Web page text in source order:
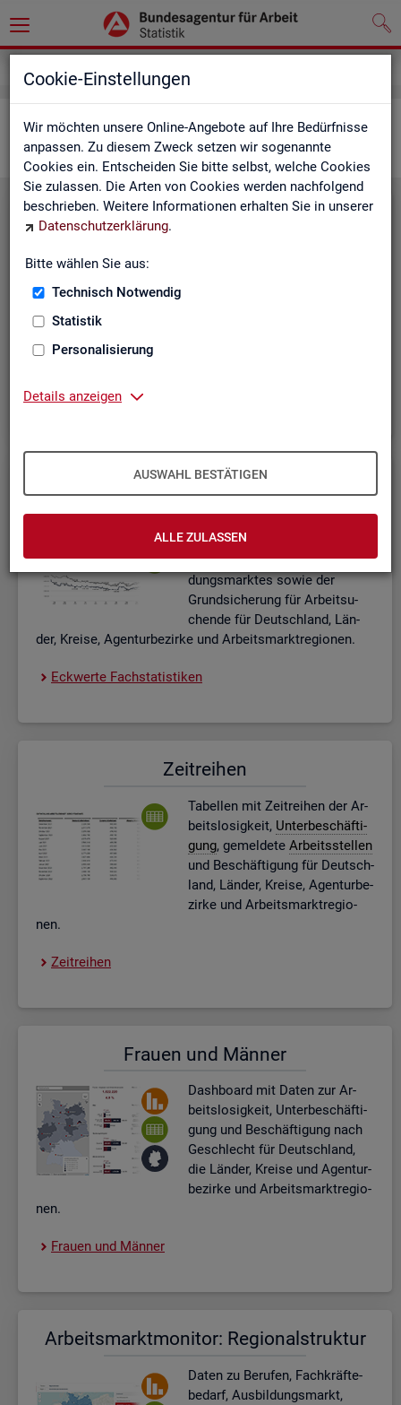
Cookie-Einstellungen
Wir möchten unsere Online-Angebote auf Ihre Bedürfnisse
anpassen. Zu diesem Zweck setzen wir sogenannte
Cookies ein. Entscheiden Sie bitte selbst, welche Cookies
Sie zulassen. Die Arten von Cookies werden nachfolgend
beschrieben. Weitere Informationen erhalten Sie in unserer
Datenschutzerklärung.
Bitte wählen Sie aus:
Technisch Notwendig
Statistik
Personalisierung
Details anzeigen
AUSWAHL BESTÄTIGEN
ALLE ZULASSEN
Ar­beits­markt im Über­blick
Eck­wer­te Ar­beits­markt
Eck­wer­te Ar­beits­markt
Eck­wer­te Fach­sta­tis­ti­ken
bel­len zu den ak­tu­el­len Eck­
wer­ten des Ar­beits- und Aus­bil­
dungs­mark­tes sowie der
Grund­si­che­rung für Ar­beit­su­
chen­de für Deutsch­land, Län­
der, Krei­se, Agen­tur­be­zir­ke und Ar­beits­markt­re­gio­nen.
Eck­wer­te Fach­sta­tis­ti­ken
Zeit­rei­hen
Ta­bel­len mit Zeit­rei­hen der Ar­
beits­lo­sig­keit, Un­ter­be­schäf­ti­
gung, ge­mel­de­te Ar­beits­stel­len
und Be­schäf­ti­gung für Deutsch­
land, Län­der, Krei­se, Agen­tur­be­
zir­ke und Ar­beits­markt­re­gio­
nen.
Zeit­rei­hen
Frau­en und Män­ner
Dash­board mit Daten zur Ar­
beits­lo­sig­keit, Un­ter­be­schäf­ti­
gung und Be­schäf­ti­gung nach
Ge­schlecht für Deutsch­land,
die Län­der, Krei­se und Agen­tur­
be­zir­ke und Ar­beits­markt­re­gio­
nen.
Frau­en und Män­ner
Ar­beits­markt­mo­ni­tor: Re­gio­nal­struk­tur
Daten zu Be­ru­fen, Fach­kräf­te­
be­darf, Aus­bil­dungs­markt,